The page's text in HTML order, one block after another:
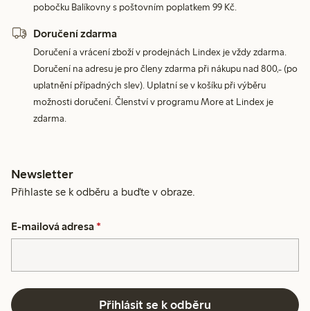
pobočku Balíkovny s poštovním poplatkem 99 Kč.
Doručení zdarma
Doručení a vrácení zboží v prodejnách Lindex je vždy zdarma.
Doručení na adresu je pro členy zdarma při nákupu nad 800,- (po
uplatnění případných slev). Uplatní se v košíku při výběru
možnosti doručení. Členství v programu More at Lindex je
zdarma.
Newsletter
Přihlaste se k odběru a buďte v obraze.
E-mailová adresa *
Přihlásit se k odběru